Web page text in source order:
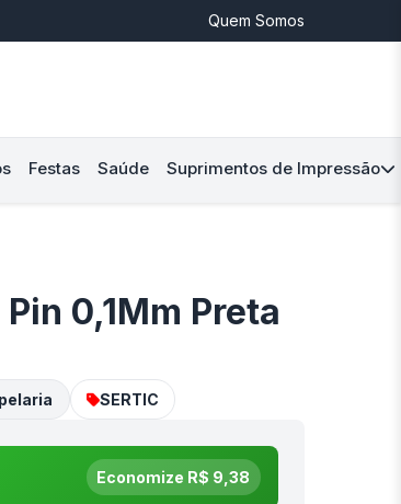
Quem Somos
Festas Saúde Suprimentos de Impressão
0,1Mm Preta
SERTIC
Economize R$ 9,38